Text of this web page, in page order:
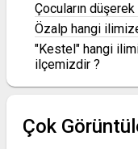
Çocuların
Özalp hangi
"Kestel" hangi
ilçemizdir ?
Çok